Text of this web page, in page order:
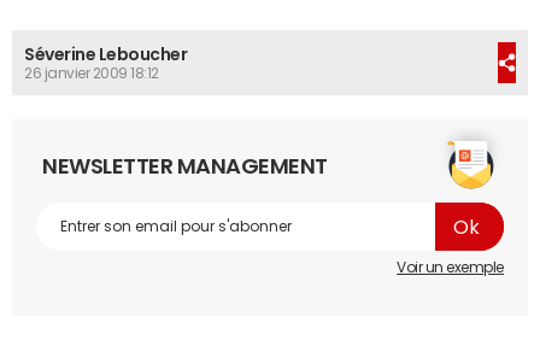
Séverine Leboucher
26 janvier 2009 18:12
NEWSLETTER MANAGEMENT
Voir un exemple